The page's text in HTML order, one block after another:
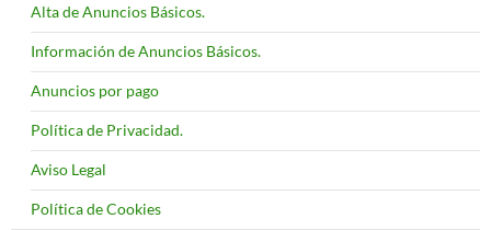
Alta de Anuncios Básicos.
Información de Anuncios Básicos.
Anuncios por pago
Política de Privacidad.
Aviso Legal
Política de Cookies